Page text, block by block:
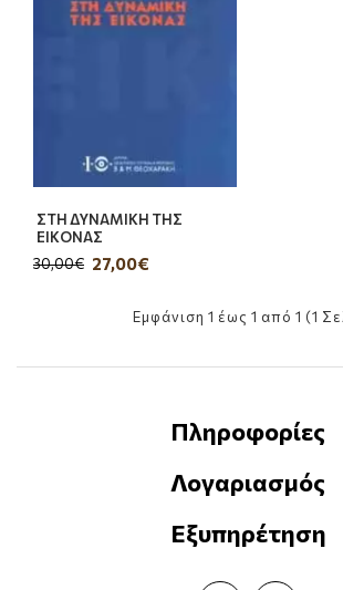
ΣΤΗ ΔΥΝΑΜΙΚΗ ΤΗΣ
ΕΙΚΟΝΑΣ
27,00€
30,00€
Εμφάνιση 1 έως 1 από 1 (1
Πληροφορίες
Λογαριασμός
Εξυπηρέτηση